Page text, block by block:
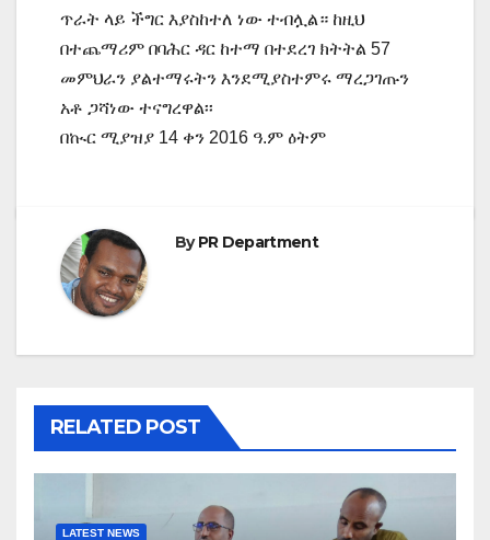
ጥራት ላይ ችግር እያስከተለ ነው ተብሏል። ከዚህ
በተጨማሪም በባሕር ዳር ከተማ በተደረገ ክትትል 57
መምህራን ያልተማሩትን እንደሚያስተምሩ ማረጋገጡን
አቶ ጋሻነው ተናግረዋል፡፡
በኲር ሚያዝያ 14 ቀን 2016 ዓ.ም ዕትም
ByPR Department
RELATED POST
LATEST NEWS